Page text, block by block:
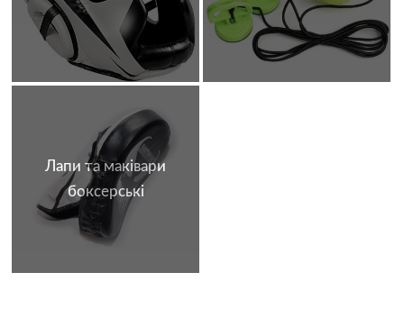
Лапи та маківари
боксерські